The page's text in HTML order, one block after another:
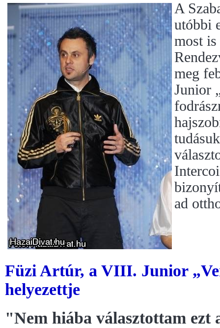
A
utóbbi
most
meg
Junior
ad
Füzi Artúr, a VIII. Junior
helyezettje
"Nem hiába választottam ezt